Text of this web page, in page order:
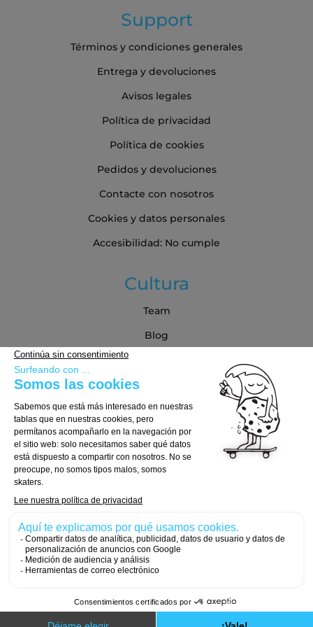
Support
Términos y condiciones generales
Entrega y devoluciones
Avisos legales
Política de privacidad
Política de cookies
Pedidos y devoluciones
Contacte con nosotros
Cookies y datos personales
Accesibilidad: No cumple
Cultura
Team
Blog
Guía de compra
Cómo Elegir tu Tabla
© 2026, Carver Skateboards
Designed with